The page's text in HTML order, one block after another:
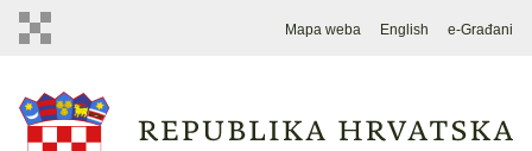
Mapa weba English e-Građani